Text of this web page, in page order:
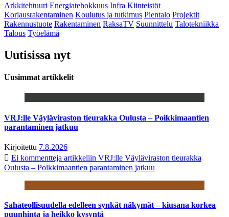
Arkkitehtuuri Energiatehokkuus Infra Kiinteistöt
Korjausrakentaminen Koulutus ja tutkimus Pientalo Projektit
Rakennustuote Rakentaminen RaksaTV Suunnittelu Talotekniikka
Talous Työelämä
Uutisissa nyt
Uusimmat artikkelit
VRJ:lle Väyläviraston tieurakka Oulusta – Poikkimaantien
parantaminen jatkuu
Kirjoitettu 7.8.2026
Ei kommentteja artikkeliin VRJ:lle Väyläviraston tieurakka
Oulusta – Poikkimaantien parantaminen jatkuu
Sahateollisuudella edelleen synkät näkymät – kiusana korkea
puunhinta ja heikko kysyntä